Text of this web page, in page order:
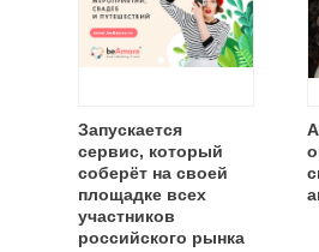
Запускается
сервис, который
соберёт на своей
площадке всех
участников
российского рынка